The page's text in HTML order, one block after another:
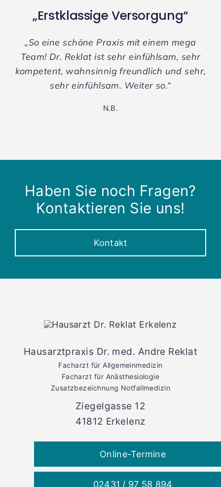
„Erstklassige Versorgung“
„So eine schöne Praxis mit einem mega
Team! Dr. Reklat ist sehr einfühlsam, sehr
kompetent, wahnsinnig freundlich und sehr,
sehr einfühlsam. Weiter so.“
N.B.
Haben Sie noch Fragen?
Kontaktieren Sie uns!
Kontakt
Hausarztpraxis Dr. med. Andre Reklat
Facharzt für Allgemeinmedizin
Facharzt für Anästhesiologie
Zusatzbezeichnung Notfallmedizin
Ziegelgasse 12
41812 Erkelenz
Online-Termine
02431 / 97 58 894